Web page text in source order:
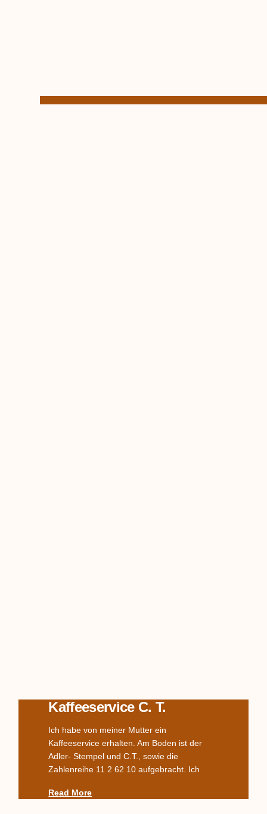
Kaffeeservice C. T.
Ich habe von meiner Mutter ein
Kaffeeservice erhalten. Am Boden ist der
Adler- Stempel und C.T., sowie die
Zahlenreihe 11 2 62 10 aufgebracht. Ich
Read More